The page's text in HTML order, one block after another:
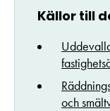
Källor till
och